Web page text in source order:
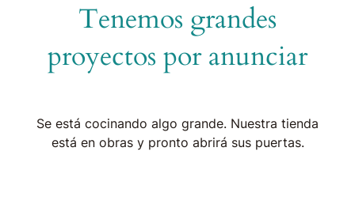
Tenemos grandes
proyectos por anunciar
Se está cocinando algo grande. Nuestra tienda
está en obras y pronto abrirá sus puertas.